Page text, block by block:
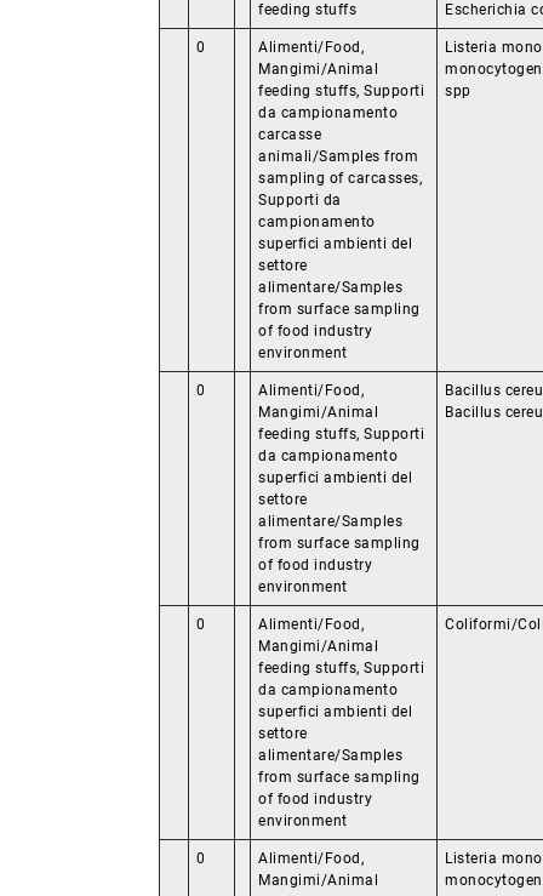
feeding stuffs
Escherichia
0
Alimenti/Food,
Mangimi/Animal
feeding stuffs, Supporti
da campionamento
carcasse
animali/Samples from
sampling of carcasses,
Supporti da
campionamento
superfici ambienti del
settore
alimentare/Samples
from surface sampling
of food industry
environment
Listeria
spp
0
Alimenti/Food,
Mangimi/Animal
feeding stuffs, Supporti
da campionamento
superfici ambienti del
settore
alimentare/Samples
from surface sampling
of food industry
environment
Bacillus
Bacillus
0
Alimenti/Food,
Mangimi/Animal
feeding stuffs, Supporti
da campionamento
superfici ambienti del
settore
alimentare/Samples
from surface sampling
of food industry
environment
Coliformi/
0
Alimenti/Food,
Mangimi/Animal
Listeria